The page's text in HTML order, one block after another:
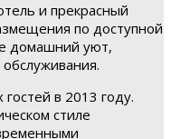
и прекрасный
по доступной
домашний уют,
в 2013 году.
стиле